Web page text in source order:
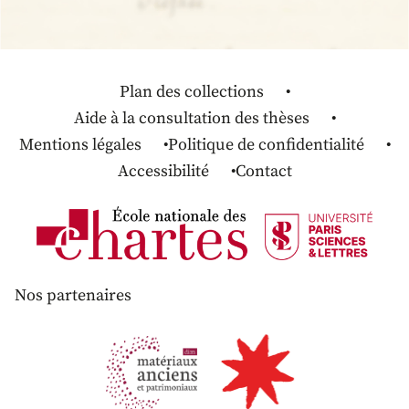
Plan des collections
Aide à la consultation des thèses
Mentions légales
Politique de confidentialité
Accessibilité
Contact
Nos partenaires